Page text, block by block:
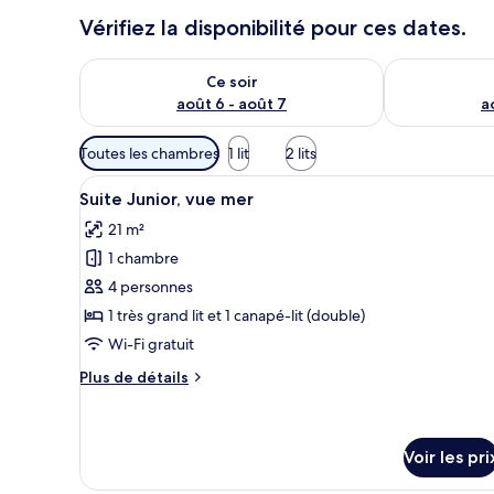
Vérifiez la disponibilité pour ces dates.
Ce soir
août 6 - août 7
Vérifier la disponibilité pour ce soir août 6 - août 7
Vérifier la
Filtres
disponibles
pour
les
chambres
Toutes les chambres 1 lit 2 lits
Afficher
toutes
les
photos
pour
ce
type
chambre :
Une chambre d’hôtel avec
5
Suite Junior, vue mer
21 m²
1 chambre
4 personnes
1 très grand lit et 1 canapé-lit (double)
Wi-Fi gratuit
Plus de détails
Plus
type
Voir les